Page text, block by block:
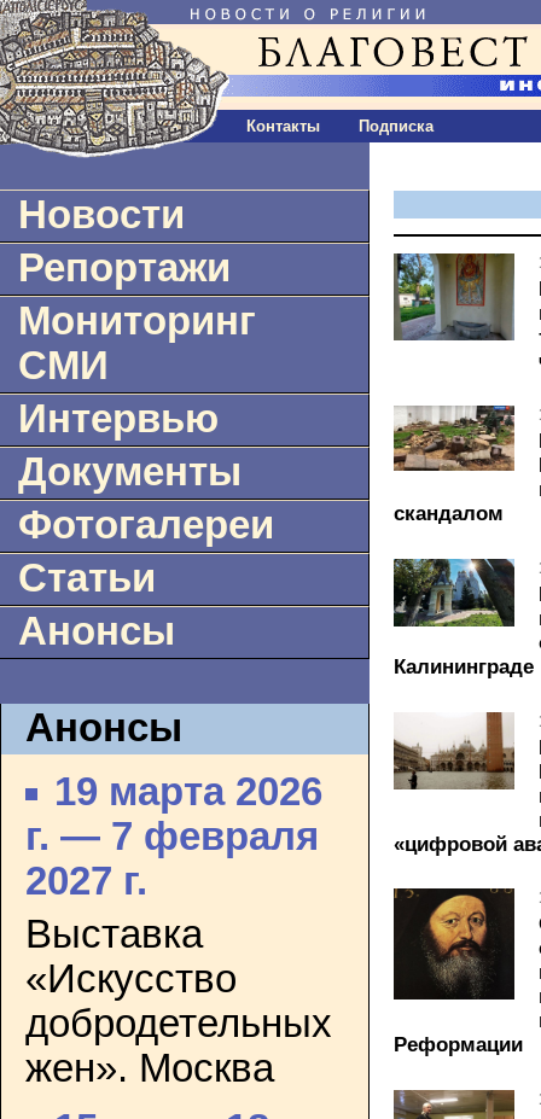
Контакты Подписка
Новости
Репортажи
Мониторинг
СМИ
Интервью
Документы
Фотогалереи
Статьи
Анонсы
Анонсы
19 марта 2026
г. — 7 февраля
2027 г.
Выставка
«Искусство
добродетельных
жен». Москва
скандалом
Калининграде
«цифровой
Реформации